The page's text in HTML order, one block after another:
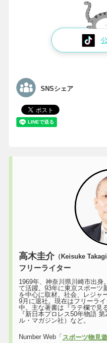
SNSシェア
高木圭介（Keisuke Takagi
フリーライター
1969年、神奈川県川崎市出身
て活躍。93年に東京スポーツ
を中心に取材。社会、レジャ
9月に退社。現在はフリーラ
中。主な著書は『ラテ欄で見
『新日本プロレス50年物語
ル・マガジン社）など。
Number Web「 スポーツ物見